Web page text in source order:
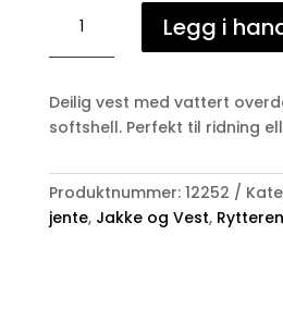
Meave
antall
Legg i
Deilig vest med vattert
softshell. Perfekt til ridning
Produktnummer: 12252
jente, Jakke og Vest, Rytteren